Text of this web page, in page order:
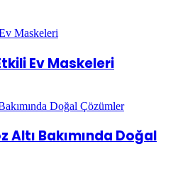
Ev Maskeleri
Altı Bakımında Doğal